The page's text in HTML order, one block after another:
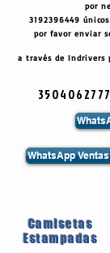
por
3192396449 únicos
por favor enviar
a través de Indrivers
3504062777
WhatsApp Ventas
Camisetas
Estampadas